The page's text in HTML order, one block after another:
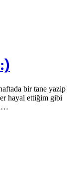
bir tane yazip
hayal ettiğim gibi